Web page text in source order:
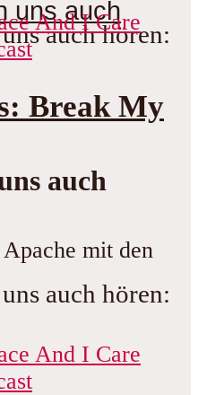
auch hören:
uns auch
auch
auch hören:
And I Care
Break My
mit den
And I Care